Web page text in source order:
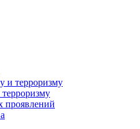
и терроризму
проявлений